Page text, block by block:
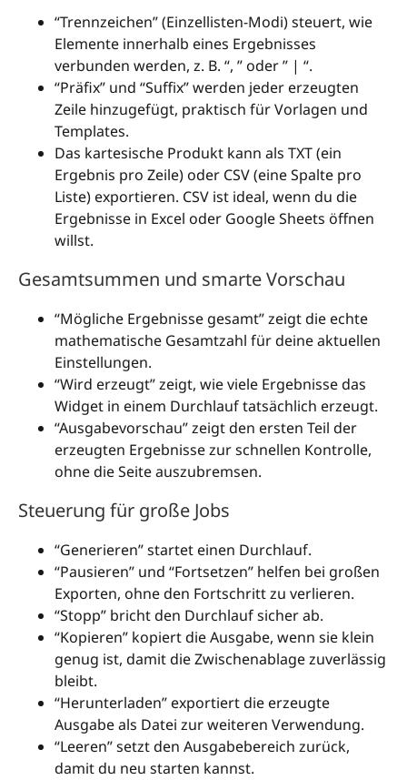
“Trennzeichen” (Einzellisten-Modi) steuert, wie
Elemente innerhalb eines Ergebnisses
verbunden werden, z. B. “, ” oder ” | “.
“Präfix” und “Suffix” werden jeder erzeugten
Zeile hinzugefügt, praktisch für Vorlagen und
Templates.
Das kartesische Produkt kann als TXT (ein
Ergebnis pro Zeile) oder CSV (eine Spalte pro
Liste) exportieren. CSV ist ideal, wenn du die
Ergebnisse in Excel oder Google Sheets öffnen
willst.
Gesamtsummen und smarte Vorschau
“Mögliche Ergebnisse gesamt” zeigt die echte
mathematische Gesamtzahl für deine aktuellen
Einstellungen.
“Wird erzeugt” zeigt, wie viele Ergebnisse das
Widget in einem Durchlauf tatsächlich erzeugt.
“Ausgabevorschau” zeigt den ersten Teil der
erzeugten Ergebnisse zur schnellen Kontrolle,
ohne die Seite auszubremsen.
Steuerung für große Jobs
“Generieren” startet einen Durchlauf.
“Pausieren” und “Fortsetzen” helfen bei großen
Exporten, ohne den Fortschritt zu verlieren.
“Stopp” bricht den Durchlauf sicher ab.
“Kopieren” kopiert die Ausgabe, wenn sie klein
genug ist, damit die Zwischenablage zuverlässig
bleibt.
“Herunterladen” exportiert die erzeugte
Ausgabe als Datei zur weiteren Verwendung.
“Leeren” setzt den Ausgabebereich zurück,
damit du neu starten kannst.